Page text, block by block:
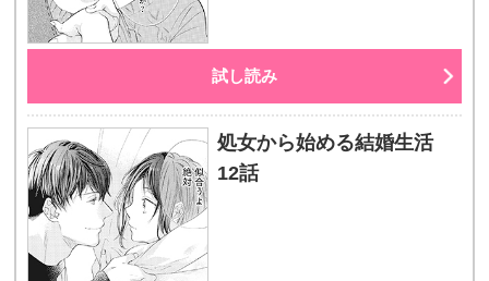
試し読み
処女から始める結婚生活
12話